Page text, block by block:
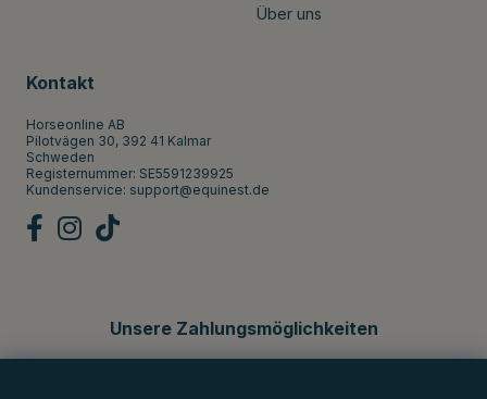
Über uns
Kontakt
Horseonline AB
Pilotvägen 30, 392 41 Kalmar
Schweden
Registernummer: SE5591239925
Kundenservice: support@equinest.de
Unsere Zahlungsmöglichkeiten